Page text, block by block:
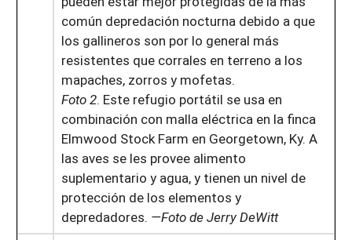
común depredación nocturna debido a que
los gallineros son por lo general más
resistentes que corrales en terreno a los
mapaches, zorros y mofetas.
Foto 2. Este refugio portátil se usa en
combinación con malla eléctrica en la finca
Elmwood Stock Farm en Georgetown, Ky. A
las aves se les provee alimento
suplementario y agua, y tienen un nivel de
protección de los elementos y
depredadores. —Foto de Jerry DeWitt